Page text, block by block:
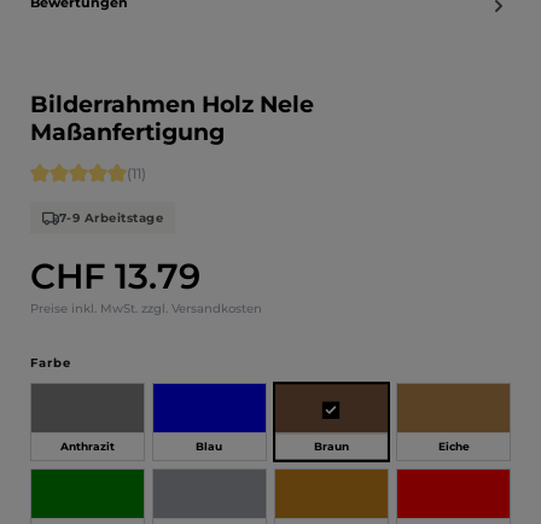
Bilderrahmen Holz Nele
Maßanfertigung
Regulärer Preis:
CHF 13.79
Preise inkl. MwSt. zzgl. Versandkosten
Durchschnittliche Bewertung von 5 von 5 Sternen
(11)
7-9 Arbeitstage
Farbeauswählen
Anthrazit Blau Braun Eiche